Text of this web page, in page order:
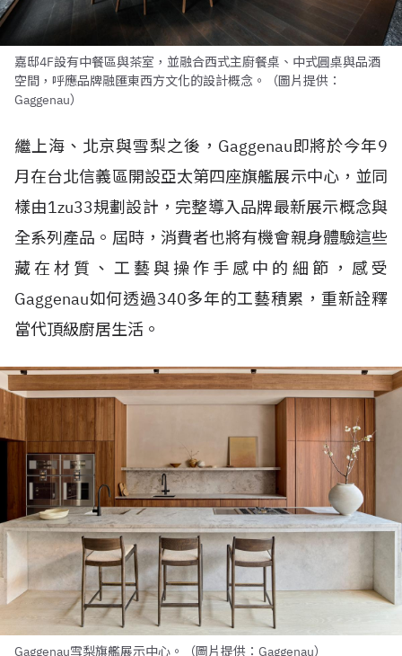
嘉邸4F設有中餐區與茶室，並融合西式主廚餐桌、中式圓桌與品酒
空間，呼應品牌融匯東西方文化的設計概念。（圖片提供：
Gaggenau）
繼上海、北京與雪梨之後，Gaggenau即將於今年9
月在台北信義區開設亞太第四座旗艦展示中心，並同
樣由1zu33規劃設計，完整導入品牌最新展示概念與
全系列產品。屆時，消費者也將有機會親身體驗這些
藏在材質、工藝與操作手感中的細節，感受
Gaggenau如何透過340多年的工藝積累，重新詮釋
當代頂級廚居生活。
Gaggenau雪梨旗艦展示中心。（圖片提供：Gaggenau）